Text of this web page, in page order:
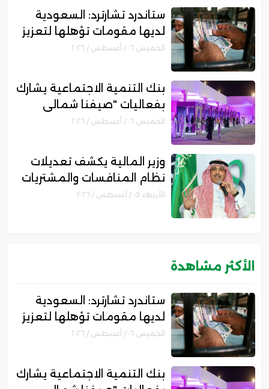
ستاندرد تشارترد: السعودية
لديها مقومات تؤهلها لتعزيز
مكانتها بمجال التمويل
الخميس ٠٦ / أغسطس / ٢٠٢٦
بنك التنمية الاجتماعية يشارك
بفعاليات "صيفنا شمالي
2026" لتمكين رواد الأعمالالخميس ٠٦ / أغسطس / ٢٠٢٦
وزير المالية يكشف تعديلات
نظام المنافسات والمشتريات
الحكومية الجديد
الأربعاء ٠٥ / أغسطس / ٢٠٢٦
الأكثر مشاهدة
ستاندرد تشارترد: السعودية
لديها مقومات تؤهلها لتعزيز
مكانتها بمجال التمويل
الخميس ٠٦ / أغسطس / ٢٠٢٦
بنك التنمية الاجتماعية يشارك